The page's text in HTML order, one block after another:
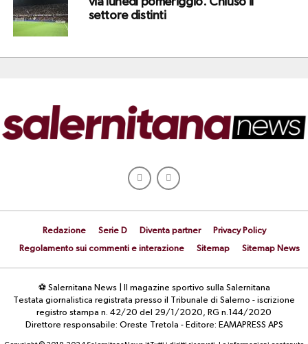
settore distinti
Redazione Serie D Diventa partner
Privacy Policy
Regolamento sui commenti e interazione
Sitemap Sitemap News
⚽ Salernitana News | Il magazine sportivo sulla Salernitana
Testata giornalistica registrata presso il Tribunale di Salerno - iscrizione
registro stampa n. 42/20 del 29/1/2020, RG n.144/2020
Direttore responsabile: Oreste Tretola - Editore: EAMAPRESS APS